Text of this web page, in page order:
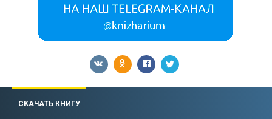
СКАЧАТЬ КНИГУ